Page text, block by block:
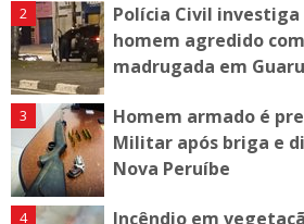
Polícia Civil
homem agredido
madrugada em
Homem armado é
Militar após briga e
Nova Peruíbe
Incêndio em